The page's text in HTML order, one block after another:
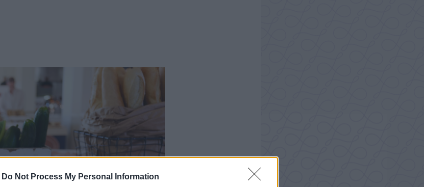
Do Not Process My Personal Information